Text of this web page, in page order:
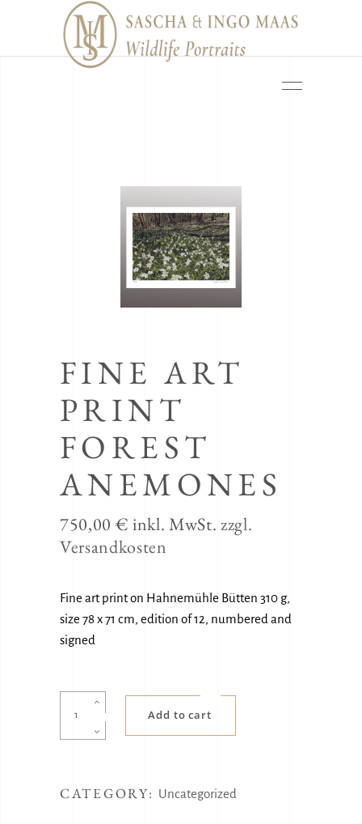
FINE ART
PRINT
FOREST
ANEMONES
750,00€ inkl. MwSt. zzgl.
Versandkosten
Fine art print on Hahnemühle Bütten 310 g,
size 78 x 71 cm, edition of 12, numbered and
signed
Print
Add to cart
CATEGORY: Uncategorized